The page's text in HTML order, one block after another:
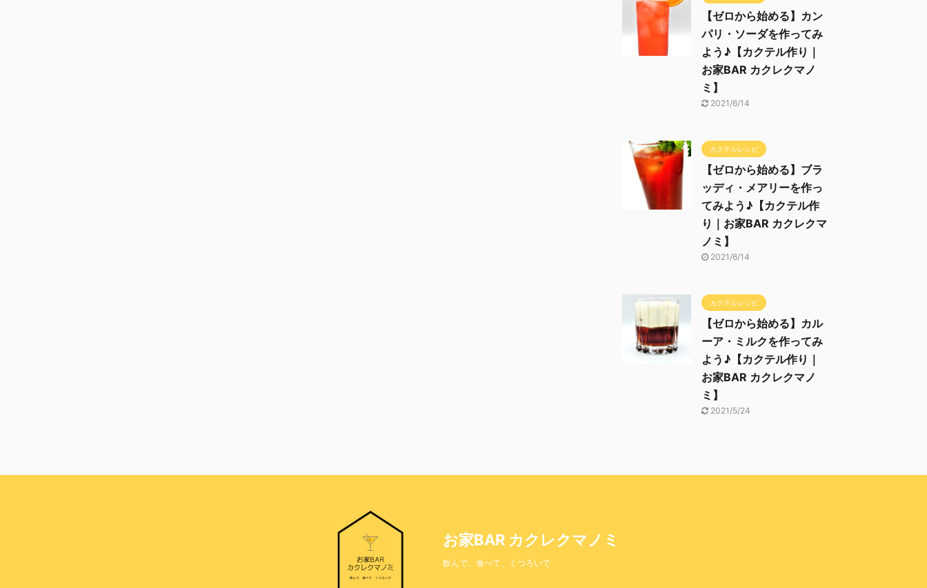
【ゼロから始める】カン
パリ・ソーダを作ってみ
よう♪【カクテル作り｜
お家BAR カクレクマノ
ミ】
2021/6/14
カクテルレシピ
【ゼロから始める】ブラ
ッディ・メアリーを作っ
てみよう♪【カクテル作
り｜お家BAR カクレクマ
ノミ】
2021/6/14
カクテルレシピ
【ゼロから始める】カル
ーア・ミルクを作ってみ
よう♪【カクテル作り｜
お家BAR カクレクマノ
ミ】
2021/5/24
お家BAR カクレクマノミ
飲んで、食べて、くつろいで